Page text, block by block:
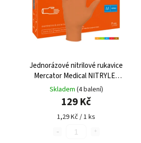
Jednorázové nitrilové rukavice
Mercator Medical NITRYLEX
oranžové 100 ks
Skladem (4 balení)
129 Kč
1,29 Kč / 1 ks